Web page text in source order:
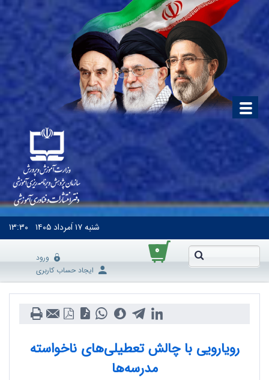
شنبه۱۷ اَمرداد ۱۴۰۵ ۱۳:۳۰
۰
ورود
ایجاد حساب کاربری
رویارویی با چالش تعطیلی‌های ناخواسته
مدرسه‌ها